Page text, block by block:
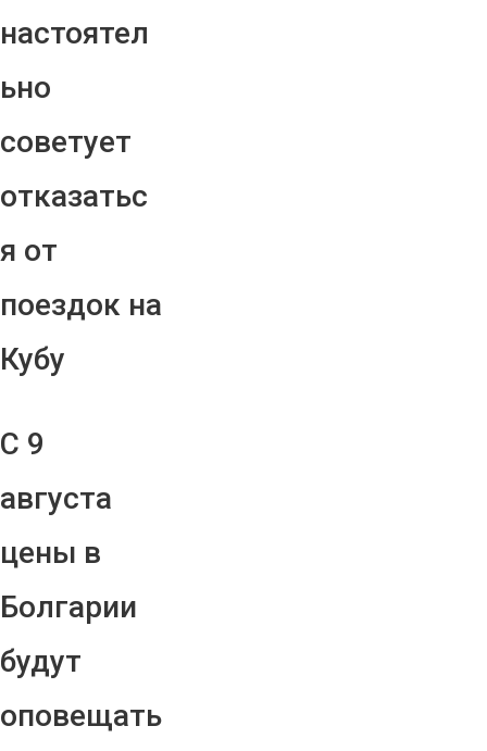
настоятел
ьно
советует
отказатьс
я от
поездок на
Кубу
С 9
августа
цены в
Болгарии
будут
оповещать